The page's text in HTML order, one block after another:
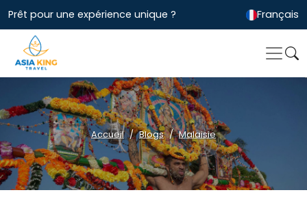
Prêt pour une expérience unique ? Français
Accueil Blogs Malaisie